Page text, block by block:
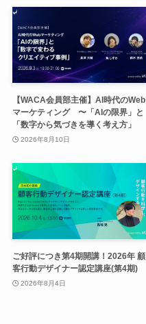
【WACA会員部主催】AI時代のWeb
マーケティング 〜「AIの限界」と
「数字から気づきを導く考え方」
2026年8月10日
ご好評につき第4期開講！2026年 顧
客行動デザイナー認定講座(第4期)
2026年8月4日